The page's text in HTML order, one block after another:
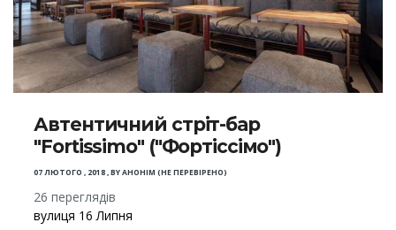
Автентичний стріт-бар
"Fortissimo" ("Фортіссімо")
07 ЛЮТОГО , 2018,BYАНОНІМ (НЕ ПЕРЕВІРЕНО)
26 переглядів
вулиця 16 Липня